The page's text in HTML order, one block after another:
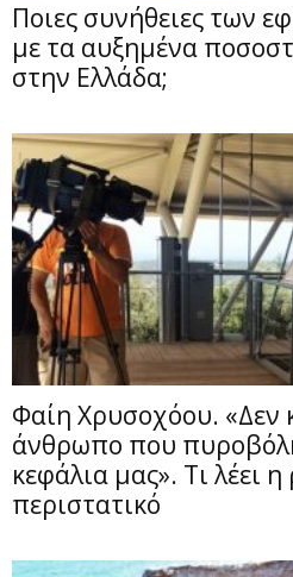
Ποιες συνήθειες των
με τα αυξημένα
στην Ελλάδα;
Φαίη Χρυσοχόου. «Δεν
άνθρωπο που
κεφάλια μας». Τι λέει
περιστατικό